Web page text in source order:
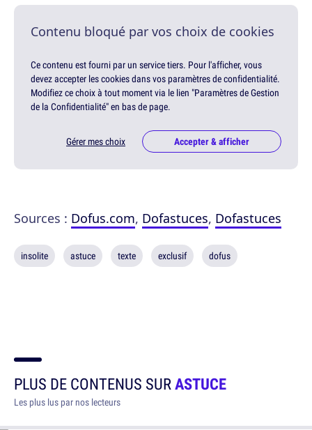
Contenu bloqué par vos choix de cookies
Ce contenu est fourni par un service tiers. Pour l'afficher, vous
devez accepter les cookies dans vos paramètres de confidentialité.
Modifiez ce choix à tout moment via le lien "Paramètres de Gestion
de la Confidentialité" en bas de page.
Gérer mes choix Accepter & afficher
Sources : Dofus.com, Dofastuces, Dofastuces
insolite astuce texte exclusif dofus
PLUS DE CONTENUS SURASTUCE
Les plus lus par nos lecteurs